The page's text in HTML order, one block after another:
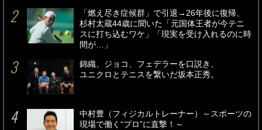
「燃え尽き症候群」で引退→26年後に復帰、
杉村太蔵44歳に聞いた「元国体王者が今テニ
スに打ち込むワケ」「現実を受け入れるのに時
間が…」
錦織、ジョコ、フェデラーを口説き、
ユニクロとテニスを繋いだ坂本正秀。
中村豊（フィジカルトレーナー）～スポーツの
現場で働く“プロ”に直撃！～